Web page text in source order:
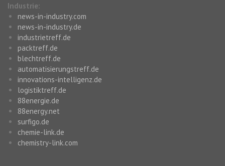
Industrie:
news-in-industry.com
news-in-industry.de
industrietreff.de
packtreff.de
blechtreff.de
automatisierungstreff.de
innovations-intelligenz.de
logistiktreff.de
88energie.de
88energy.net
surfigo.de
chemie-link.de
chemistry-link.com